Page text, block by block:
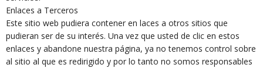
Enlaces a Terceros
Este sitio web pudiera contener en laces a otros sitios que
pudieran ser de su interés. Una vez que usted de clic en estos
enlaces y abandone nuestra página, ya no tenemos control sobre
al sitio al que es redirigido y por lo tanto no somos responsables